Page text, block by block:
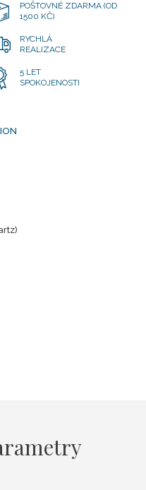
POŠTOVNÉ ZDARMA (OD
1500 KČ)
RYCHLÁ
REALIZACE
5 LET
SPOKOJENOSTI